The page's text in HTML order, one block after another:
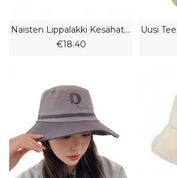
Naisten Lippalakki Kesähattu Isoreunainen Anti-Ultraviolettikuorihattu Taitettava Tyhjä Silinterihattu Aurinkohattu
€18.40